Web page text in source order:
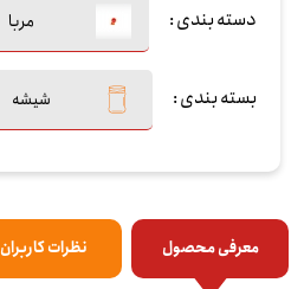
دسته بندی : مربا
بسته بندی : شیشه
معرفی محصول نظرات کاربران